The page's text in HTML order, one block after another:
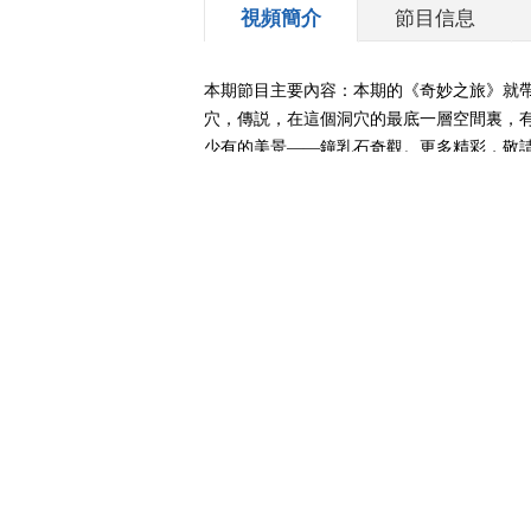
視頻簡介 節目信息
本期節目主要內容：本期的《奇妙之旅》就
穴，傳説，在這個洞穴的最底一層空間裏，
少有的美景——鐘乳石奇觀。更多精彩，敬